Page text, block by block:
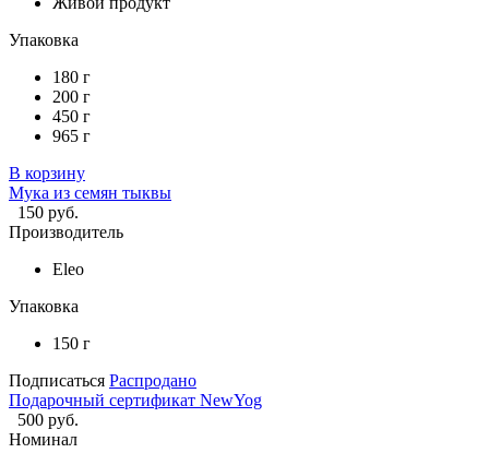
Упаковка
180 г
200 г
450 г
965 г
В корзину
Мука из семян тыквы
150 руб.
Производитель
Eleo
Упаковка
150 г
Подписаться Распродано
Подарочный сертификат NewYog
500 руб.
Номинал